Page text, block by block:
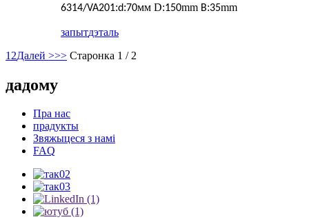
6314/VA201:d:70мм D:150mm B:35mm
запытдэталь
1 2Далей >>> Старонка 1 / 2
дадому
Пра нас
прадукты
Звяжыцеся з намі
FAQ